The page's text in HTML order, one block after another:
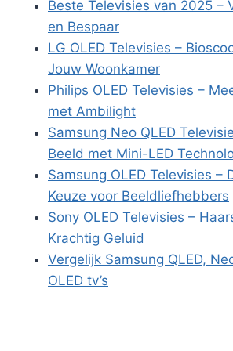
Beste Televisies van 2025 –
en Bespaar
LG OLED Televisies –
Jouw Woonkamer
Philips OLED Televisies –
met Ambilight
Samsung Neo QLED
Beeld met Mini-LED
Samsung OLED Televisies –
Keuze voor Beeldliefhebbers
Sony OLED Televisies –
Krachtig Geluid
Vergelijk Samsung QLED,
OLED tv’s